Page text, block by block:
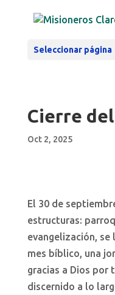
Seleccionar página
Cierre
Oct 2, 2025
El 30 de
estructuras:
evangelización,
mes bíblico, una
gracias a Dios
discernido a lo